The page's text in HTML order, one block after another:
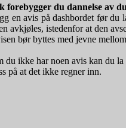
forebygger du dannelse av
en avis på dashbordet før du
avkjøles, istedenfor at den
bør byttes med jevne
du ikke har noen avis kan du
på at det ikke regner inn.